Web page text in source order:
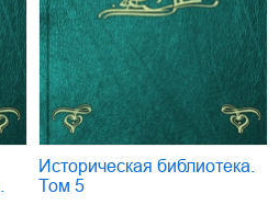
Историческая библиотека.
Том 5